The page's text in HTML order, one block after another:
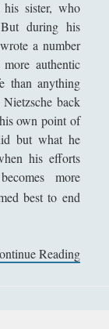
sister, who
during his
a number
authentic
than anything
back
own point of
but what he
his efforts
more
best to end
ReadingT